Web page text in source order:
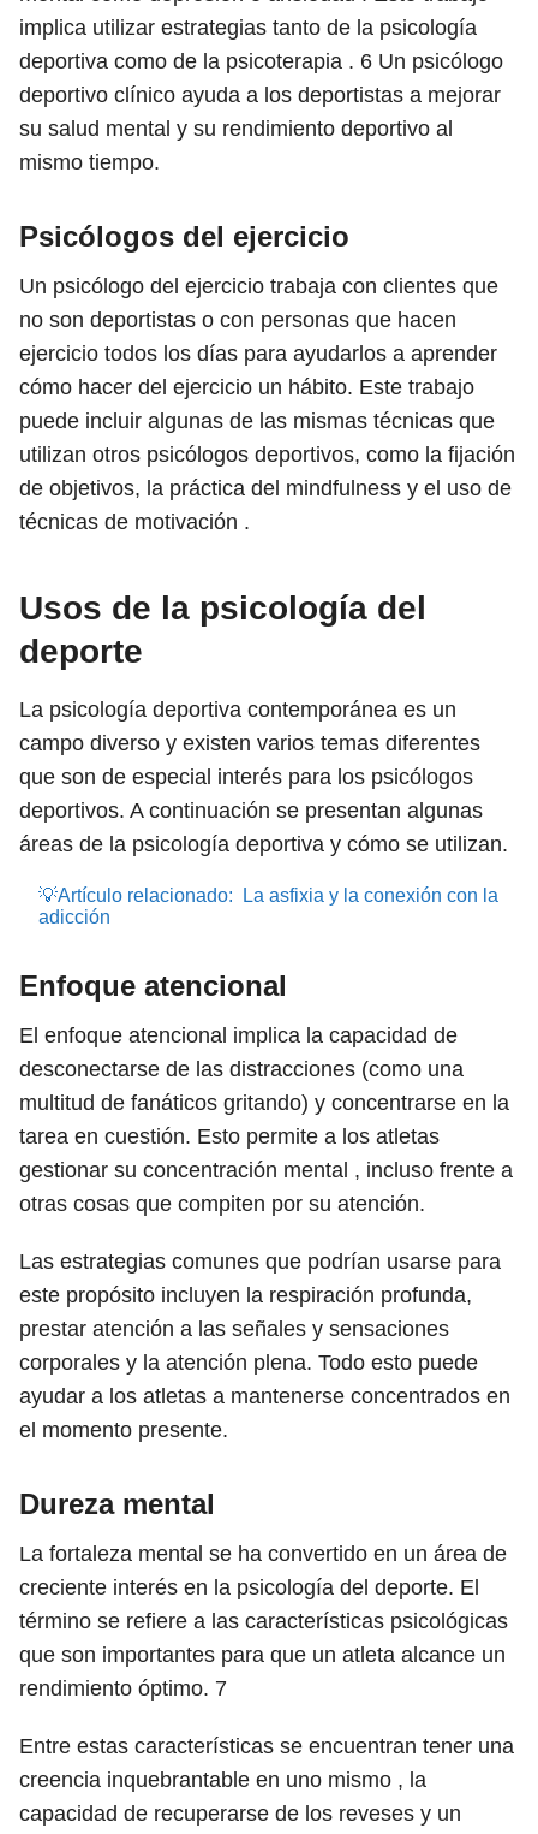
implica utilizar estrategias tanto de la psicología
deportiva como de la psicoterapia . 6 Un psicólogo
deportivo clínico ayuda a los deportistas a mejorar
su salud mental y su rendimiento deportivo al
mismo tiempo.
Psicólogos del ejercicio
Un psicólogo del ejercicio trabaja con clientes que
no son deportistas o con personas que hacen
ejercicio todos los días para ayudarlos a aprender
cómo hacer del ejercicio un hábito. Este trabajo
puede incluir algunas de las mismas técnicas que
utilizan otros psicólogos deportivos, como la fijación
de objetivos, la práctica del mindfulness y el uso de
técnicas de motivación .
Usos de la psicología del
deporte
La psicología deportiva contemporánea es un
campo diverso y existen varios temas diferentes
que son de especial interés para los psicólogos
deportivos. A continuación se presentan algunas
áreas de la psicología deportiva y cómo se utilizan.
💡Artículo relacionado:
La asfixia y la conexión con la
adicción
Enfoque atencional
El enfoque atencional implica la capacidad de
desconectarse de las distracciones (como una
multitud de fanáticos gritando) y concentrarse en la
tarea en cuestión. Esto permite a los atletas
gestionar su concentración mental , incluso frente a
otras cosas que compiten por su atención.
Las estrategias comunes que podrían usarse para
este propósito incluyen la respiración profunda,
prestar atención a las señales y sensaciones
corporales y la atención plena. Todo esto puede
ayudar a los atletas a mantenerse concentrados en
el momento presente.
Dureza mental
La fortaleza mental se ha convertido en un área de
creciente interés en la psicología del deporte. El
término se refiere a las características psicológicas
que son importantes para que un atleta alcance un
rendimiento óptimo. 7
Entre estas características se encuentran tener una
creencia inquebrantable en uno mismo , la
capacidad de recuperarse de los reveses y un